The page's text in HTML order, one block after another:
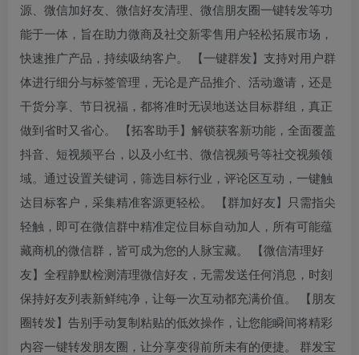
源、微信加好友、微信好友清理、微信朋友圈一键转发等功
能于一体，旨在助力微商及社交新零售用户轻松拓展市场，
快速推广产品，持续吸纳客户。 【一键群发】支持对用户群
体进行细分与标签管理，无论是产品推介、活动邀请，还是
干货分享、节日祝福，都将准时无误地送达目标群组，真正
做到省时又省心。 【拓客助手】解锁获客新功能，全面覆盖
抖音、短视频平台，以及小红书、微信视频号等社交视频领
域。通过设置关键词，筛选目标行业，评论区互动，一键触
达目标客户，采集精准客源更轻松。 【群加好友】只需指尖
轻触，即可在微信群中精准定位目标自动加人，所有可能蕴
藏商机的微信群，皆可成为您的人脉宝藏。 【微信清理好
友】全程静默检测清理微信好友，无需发送任何消息，时刻
保持好友列表新鲜纯净，让每一次互动都充满价值。 【朋友
圈转发】告别手动复制粘贴的低效操作，让您能瞬间将精彩
内容一键转发朋友圈，让分享变得前所未有的便捷。 群发宝